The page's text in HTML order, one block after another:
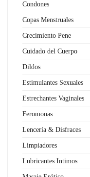
Condones
Copas Menstruales
Crecimiento Pene
Cuidado del Cuerpo
Dildos
Estimulantes Sexuales
Estrechantes Vaginales
Feromonas
Lencería & Disfraces
Limpiadores
Lubricantes Intimos